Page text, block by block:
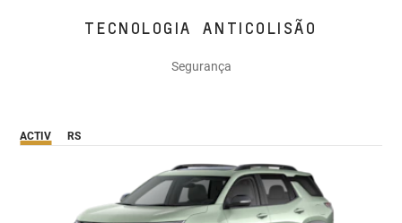
TECNOLOGIA ANTICOLISÃO
Segurança
ACTIV RS